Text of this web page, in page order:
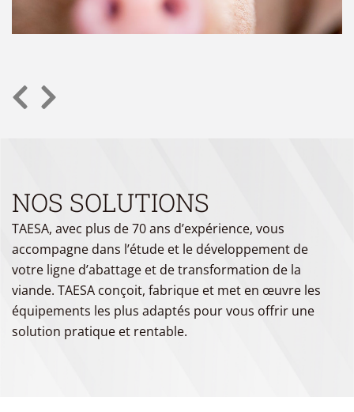
NOS SOLUTIONS
TAESA, avec plus de 70 ans d’expérience, vous
accompagne dans l’étude et le développement de
votre ligne d’abattage et de transformation de la
viande. TAESA conçoit, fabrique et met en œuvre les
équipements les plus adaptés pour vous offrir une
solution pratique et rentable.